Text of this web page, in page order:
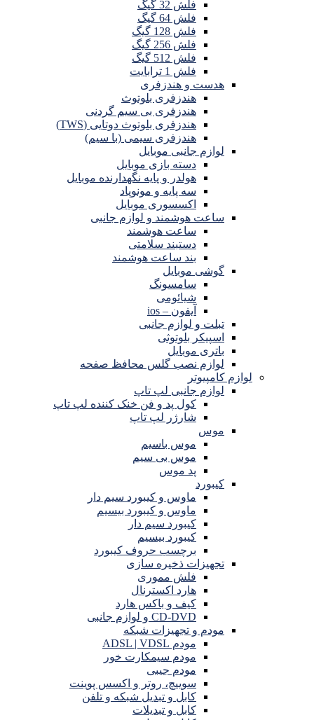
فلش 32 گیگ
فلش 64 گیگ
فلش 128 گیگ
فلش 256 گیگ
فلش 512 گیگ
فلش 1 ترابایت
هدست و هندزفری
هندزفری بلوتوث
هندزفری بی سیم گردنی
هندزفری بلوتوث دوتایی (TWS)
هندزفری سیمی (با سیم)
لوازم جانبی موبایل
دسته بازی موبایل
هولدر و پایه نگهدارنده موبایل
سه پایه و مونوپاد
اکسسوری موبایل
ساعت هوشمند و لوازم جانبی
ساعت هوشمند
دستبند سلامتی
بند ساعت هوشمند
گوشی موبایل
سامسونگ
شیائومی
آیفون – ios
تبلت و لوازم جانبی
اسپیکر بلوتوثی
باتری موبایل
لوازم نصب گلس محافظ صفحه
لوازم کامپیوتر
لوازم جانبی لپ تاپ
کول پد و فن خنک کننده لپ تاپ
شارژر لپ تاپ
موس
موس باسیم
موس بی سیم
پد موس
کیبورد
ماوس و کیبورد سیم دار
ماوس و کیبورد بیسیم
کیبورد سیم دار
کیبورد بیسیم
برچسب حروف کیبورد
تجهیزات ذخیره سازی
فلش مموری
هارد اکسترنال
کیف و باکس هارد
CD-DVD و لوازم جانبی
مودم و تجهیزات شبکه
مودم ADSL | VDSL
مودم سیمکارت خور
مودم جیبی
سوییچ، روتر و اکسس پوینت
کابل و تبدیل شبکه و تلفن
کابل و تبدیلات